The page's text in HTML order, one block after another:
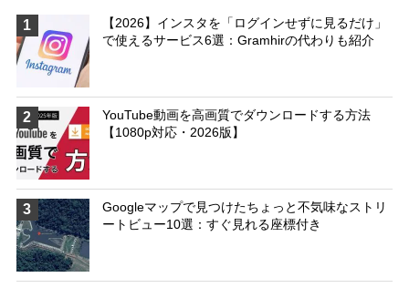
1
【2026】インスタを「ログインせずに見るだけ」
で使えるサービス6選：Gramhirの代わりも紹介
2
YouTube動画を高画質でダウンロードする方法
【1080p対応・2026版】
3
Googleマップで見つけたちょっと不気味なストリ
ートビュー10選：すぐ見れる座標付き